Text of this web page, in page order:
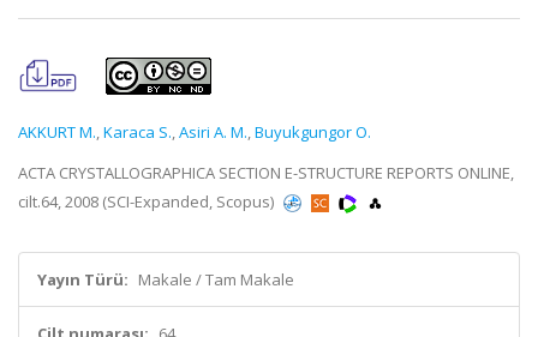
AKKURT M.,Karaca S.,Asiri A. M.,Buyukgungor O.
ACTA CRYSTALLOGRAPHICA SECTION E-STRUCTURE REPORTS ONLINE,
cilt.64, 2008 (SCI-Expanded, Scopus)
Yayın Türü: Makale / Tam Makale